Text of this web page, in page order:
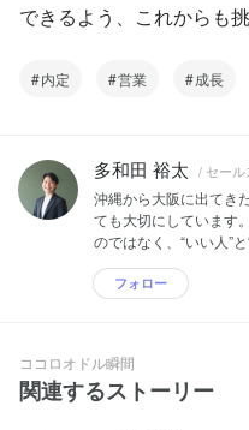
できるよう、これからも
内定 営業 成長
多和田 裕太 / セール
沖縄から大阪に出てき
ても大切にしています
のではなく、“いい人”
フォロー
ココロオドル瞬間
関連するストーリー